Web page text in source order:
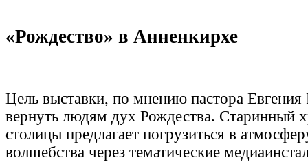
«Рождество» в Анненкирхе
Цель выставки, по мнению пастора
вернуть людям дух Рождества. Старинный
столицы предлагает погрузиться в
волшебства через тематические